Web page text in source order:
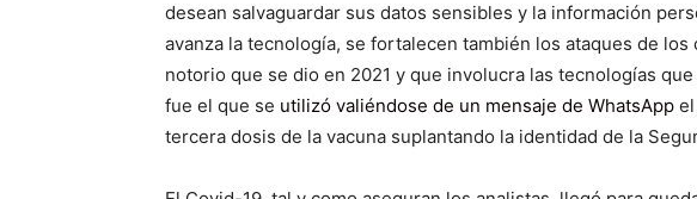
desean salvaguardar sus datos sensibles y la información
avanza la tecnología, se fortalecen también los ataques de
notorio que se dio en 2021 y que involucra las tecnologías
fue el que se utilizó valiéndose de un mensaje de WhatsApp
tercera dosis de la vacuna suplantando la identidad de la